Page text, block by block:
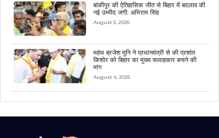
बांकीपुर की ऐतिहासिक जीत से बिहार में बदलाव की
नई उम्मीद जगी: अभिराम सिंह
August 5, 2026
महंथ ब्रजेश मुनि ने प्रधानमंत्री से की प्रशांत
किशोर को बिहार का मुख्य सलाहकार बनाने की
मांग
August 4, 2026